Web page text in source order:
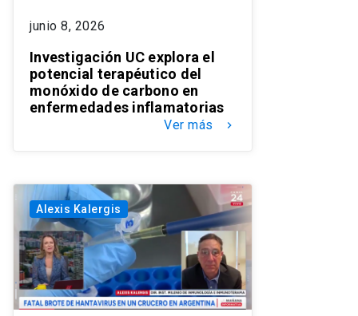
junio 8, 2026
Investigación UC explora el
potencial terapéutico del
monóxido de carbono en
enfermedades inflamatorias
Ver más keyboard_arrow_right
Alexis Kalergis